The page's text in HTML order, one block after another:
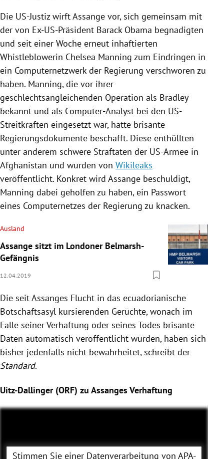
Die US-Justiz wirftAssange vor, sich gemeinsam mit
der von Ex-US-Präsident Barack Obama begnadigten
und seit einer Woche erneut inhaftierten
Whistleblowerin Chelsea Manning zum Eindringen in
ein Computernetzwerk der Regierung verschworen zu
haben. Manning, die vor ihrer
geschlechtsangleichenden Operation als Bradley
bekannt und als Computer-Analyst bei den US-
Streitkräften eingesetzt war, hatte brisante
Regierungsdokumente beschafft. Diese enthüllten
unter anderem schwere Straftaten der US-Armee in
Afghanistan und wurden von Wikileaks
veröffentlicht. Konkret wird Assange beschuldigt,
Manning dabei geholfen zu haben, ein Passwort
eines Computernetzes der Regierung zu knacken.
Ausland
Assange sitzt im Londoner Belmarsh-
Gefängnis
12.04.2019
Die seit Assanges Flucht in das ecuadorianische
Botschaftsasyl kursierenden Gerüchte, wonach im
Falle seiner Verhaftung oder seines Todes brisante
Daten automatisch veröffentlicht würden, haben sich
bisher jedenfalls nicht bewahrheitet, schreibt der
Standard.
Uitz-Dallinger (ORF) zu Assanges Verhaftung
Stimmen Sie einer Datenverarbeitung von APA-